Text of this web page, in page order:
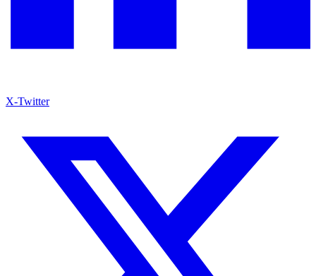
X-Twitter